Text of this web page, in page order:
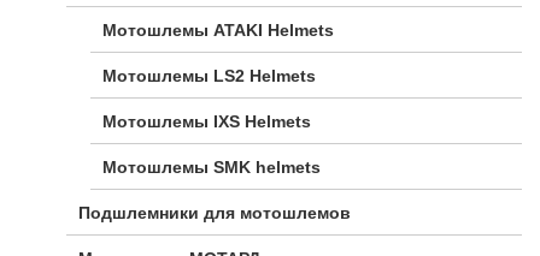
Мотошлемы ATAKI Helmets
Мотошлемы LS2 Helmets
Мотошлемы IXS Helmets
Мотошлемы SMK helmets
Подшлемники для мотошлемов